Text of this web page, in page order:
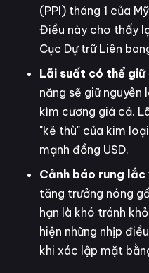
(PPI) tháng 1 của
Điều này cho thấy
Cục Dự trữ Liên
Lãi suất có thể giữ
năng sẽ giữ
kìm cương giá cả.
"kẻ thù" của kim
mạnh đồng USD.
Cảnh báo rung
tăng trưởng nóng
hạn là khó tránh
hiện những nhịp
khi xác lập mặt